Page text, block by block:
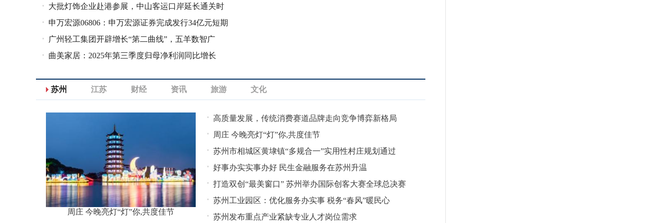
缓，第三季度扣非净利润下滑8
大批灯饰企业赴港参展，中山客运口岸延长通关时
间
申万宏源06806：申万宏源证券完成发行34亿元短期
公司债券
广州轻工集团开辟增长“第二曲线”，五羊数智广
场“上新”
曲美家居：2025年第三季度归母净利润同比增长
苏州 江苏 财经 资讯 旅游 文化
周庄 今晚亮灯“灯”你,共度佳节
高质量发展，传统消费赛道品牌走向竞争博弈新格局
周庄 今晚亮灯“灯”你,共度佳节
苏州市相城区黄埭镇“多规合一”实用性村庄规划通过
好事办实实事办好 民生金融服务在苏州升温
打造双创“最美窗口” 苏州举办国际创客大赛全球总决赛
苏州工业园区：优化服务办实事 税务“春风”暖民心
苏州发布重点产业紧缺专业人才岗位需求